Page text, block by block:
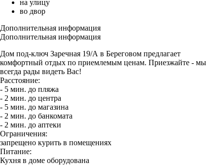
на улицу
во двор
Дополнительная информация
Дополнительная информация
Дом под-ключ Заречная 19/А в Береговом предлагает
комфортный отдых по приемлемым ценам. Приезжайте - мы
всегда рады видеть Вас!
Расстояние:
- 5 мин. до пляжа
- 2 мин. до центра
- 5 мин. до магазина
- 2 мин. до банкомата
- 2 мин. до аптеки
Ограничения:
запрещено курить в помещениях
Питание:
Кухня в доме оборудована